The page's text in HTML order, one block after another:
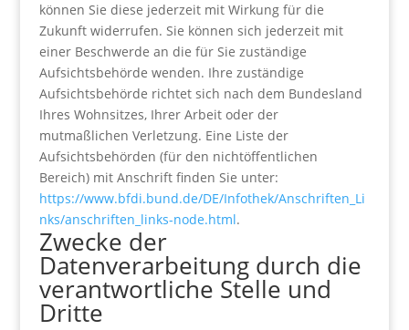
können Sie diese jederzeit mit Wirkung für die
Zukunft widerrufen. Sie können sich jederzeit mit
einer Beschwerde an die für Sie zuständige
Aufsichtsbehörde wenden. Ihre zuständige
Aufsichtsbehörde richtet sich nach dem Bundesland
Ihres Wohnsitzes, Ihrer Arbeit oder der
mutmaßlichen Verletzung. Eine Liste der
Aufsichtsbehörden (für den nichtöffentlichen
Bereich) mit Anschrift finden Sie unter:
https://www.bfdi.bund.de/DE/Infothek/Anschriften_Li
nks/anschriften_links-node.html.
Zwecke der
Datenverarbeitung durch die
verantwortliche Stelle und
Dritte